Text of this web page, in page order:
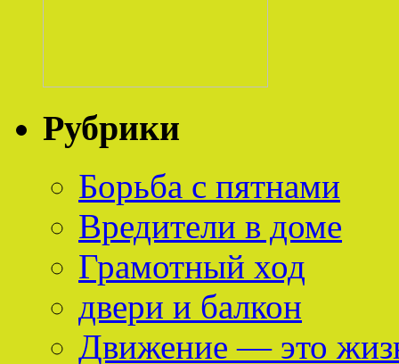
Рубрики
Борьба с пятнами
Вредители в доме
Грамотный ход
двери и балкон
Движение — это